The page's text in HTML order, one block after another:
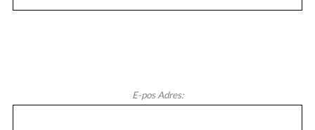
E-pos Adres: